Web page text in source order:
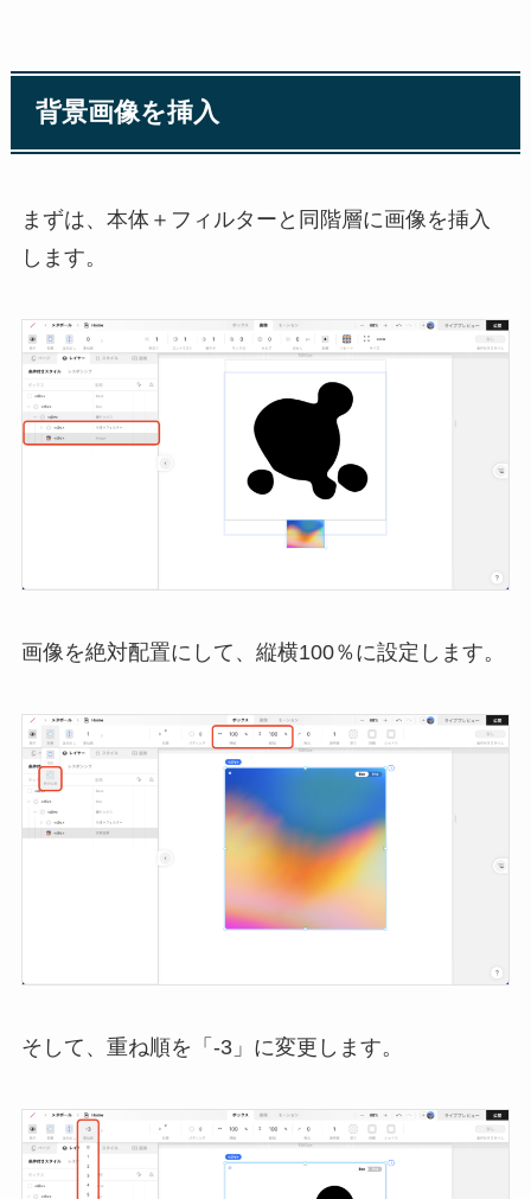
背景画像を挿入
まずは、本体＋フィルターと同階層に画像を挿入
します。
画像を絶対配置にして、縦横100％に設定します。
そして、重ね順を「-3」に変更します。